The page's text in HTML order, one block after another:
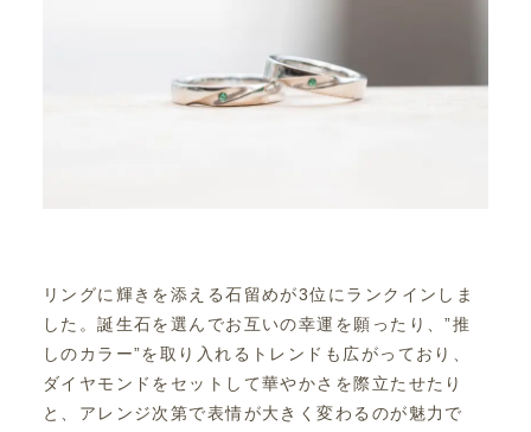
リングに輝きを添える石留めが3位にランクインしま
した。誕生石を選んでお互いの幸運を願ったり、”推
しのカラー”を取り入れるトレンドも広がっており、
ダイヤモンドをセットして華やかさを際立たせたり
と、アレンジ次第で表情が大きく変わるのが魅力で